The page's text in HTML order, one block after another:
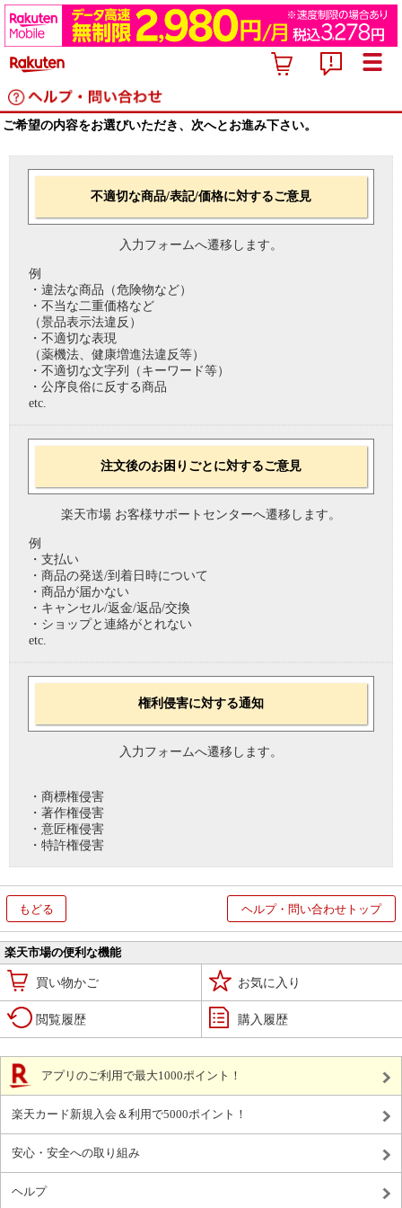
ご希望の内容をお選びいただき、次へとお進み下さい。
不適切な商品/表記/価格に対するご意見
入力フォームへ遷移します。
例
・違法な商品（危険物など）
・不当な二重価格など
（景品表示法違反）
・不適切な表現
（薬機法、健康増進法違反等）
・不適切な文字列（キーワード等）
・公序良俗に反する商品
etc.
注文後のお困りごとに対するご意見
楽天市場 お客様サポートセンターへ遷移します。
例
・支払い
・商品の発送/到着日時について
・商品が届かない
・キャンセル/返金/返品/交換
・ショップと連絡がとれない
etc.
権利侵害に対する通知
入力フォームへ遷移します。
・商標権侵害
・著作権侵害
・意匠権侵害
・特許権侵害
もどる ヘルプ・問い合わせトップ
楽天市場の便利な機能
買い物かご お気に入り
閲覧履歴 購入履歴
アプリのご利用で最大1000ポイント！
楽天カード新規入会＆利用で5000ポイント！
安心・安全への取り組み
ヘルプ